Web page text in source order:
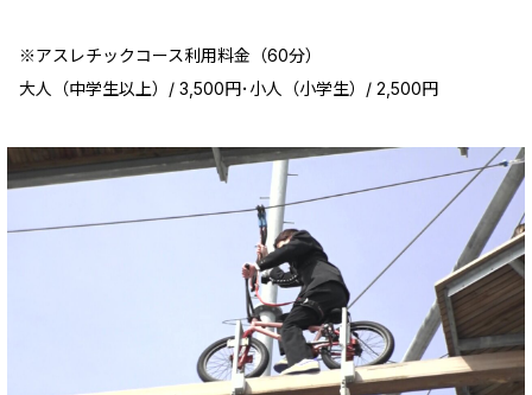
※アスレチックコース利用料金（60分）
大人（中学生以上）/ 3,500円･小人（小学生）/ 2,500円